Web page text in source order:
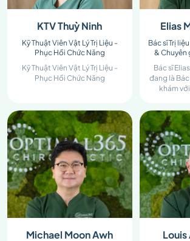
KTV Thuỳ Ninh
Kỹ Thuật Viên Vật Lý Trị Liệu -
Phục Hồi Chức Năng
Kỹ Thuật Viên Vật Lý Trị Liệu -
Phục Hồi Chức Năng
Elias
Bác sĩ Trị
& Chuyên
Bác sĩ
đang là
khám
nhà giáo
sinh hệ
kinh
các lĩnh vực
sống
nhiên
chức năng
Michael Moon Awh Louis